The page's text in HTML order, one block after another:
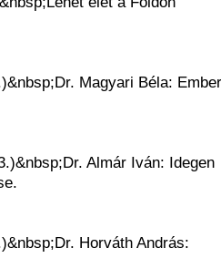
Magyari Béla:
Almár Iván: Idegen
Horváth András: